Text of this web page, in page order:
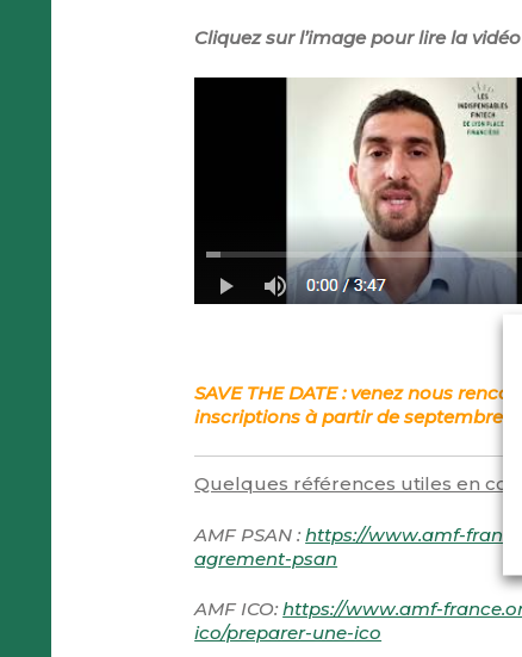
Cliquez sur l’image pour lire la
SAVE THE DATE : venez nous
inscriptions à partir de septembre
Quelques références utiles en
AMF PSAN :https://www.amf-
agrement-psan
AMF ICO:https://www.amf-
ico/preparer-une-ico